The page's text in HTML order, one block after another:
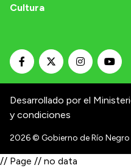
Cultura
Desarrollado por el
y condiciones
2026© Gobierno de Río Negro
// Page // no data